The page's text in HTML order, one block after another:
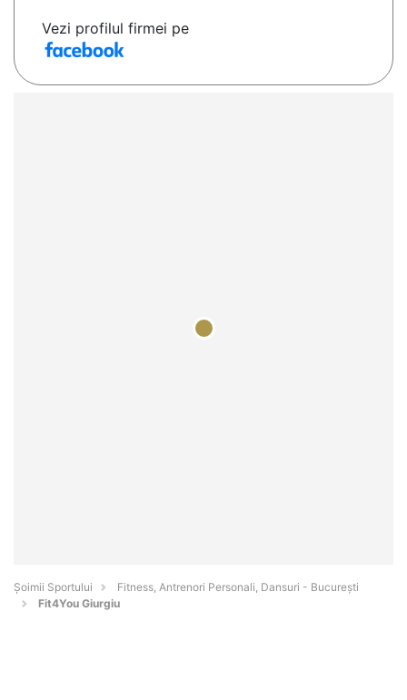
Vezi profilul firmei pe
Șoimii Sportului
Fitness, Antrenori Personali, Dansuri - Bucureşti
Fit4You Giurgiu